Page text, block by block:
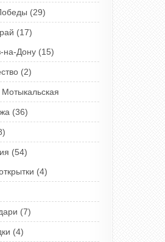
(29)
(17)
на-Дону (15)
(2)
(36)
(54)
(4)
(7)
(4)